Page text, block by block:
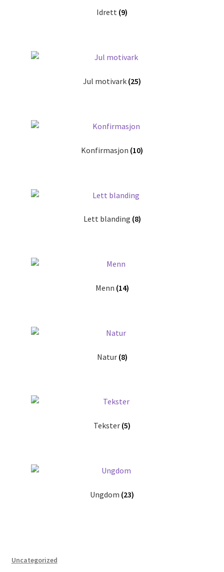
Idrett (9)
Jul motivark (25)
Konfirmasjon (10)
Lett blanding (8)
Menn (14)
Natur (8)
Tekster (5)
Ungdom (23)
Uncategorized